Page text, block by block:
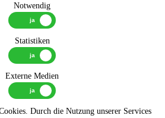
Notwendig
Statistiken
Externe Medien
Durch die Nutzung unserer Services